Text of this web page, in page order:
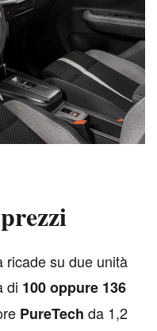
ricade su due unità
di 100 oppure 136
PureTech da 1,2